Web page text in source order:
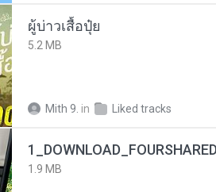
ผู้บ่าวเสื้อปุ๋ย
5.2 MB
Mith 9. in Liked tracks
1.9 MB